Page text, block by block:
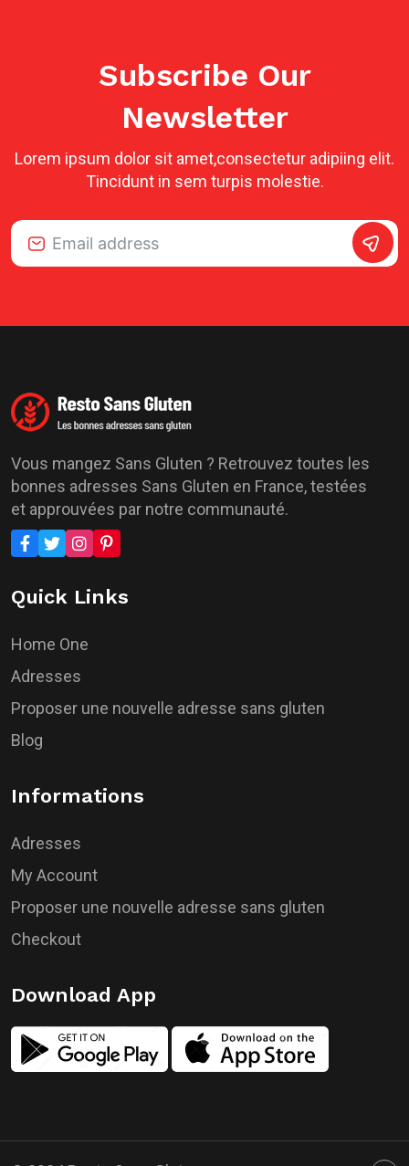
Subscribe Our
Newsletter
Lorem ipsum dolor sit amet,consectetur adipiing elit.
Tincidunt in sem turpis molestie.
Vous mangez Sans Gluten ? Retrouvez toutes les
bonnes adresses Sans Gluten en France, testées
et approuvées par notre communauté.
Quick Links
Home One
Adresses
Proposer une nouvelle adresse sans gluten
Blog
Informations
Adresses
My Account
Proposer une nouvelle adresse sans gluten
Checkout
Download App